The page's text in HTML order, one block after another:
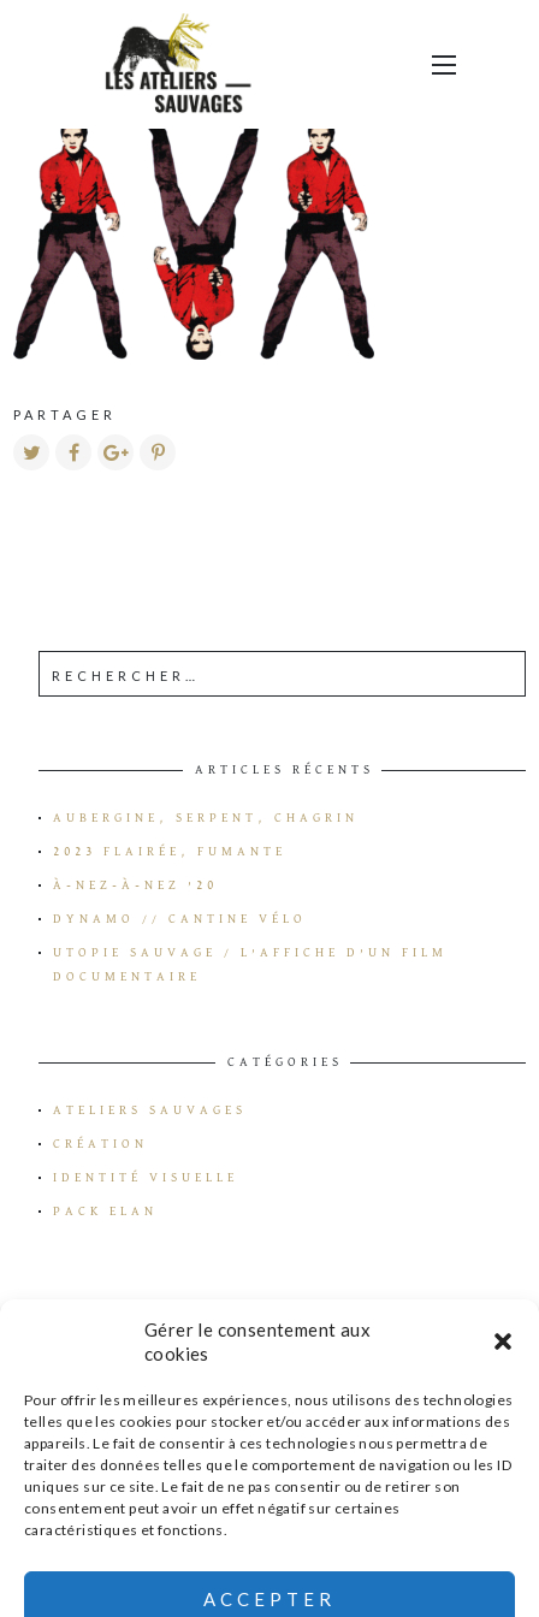
Gérer le consentement aux
cookies
Pour offrir les meilleures expériences, nous utilisons des technologies
telles que les cookies pour stocker et/ou accéder aux informations des
appareils. Le fait de consentir à ces technologies nous permettra de
traiter des données telles que le comportement de navigation ou les ID
uniques sur ce site. Le fait de ne pas consentir ou de retirer son
consentement peut avoir un effet négatif sur certaines
caractéristiques et fonctions.
ACCEPTER
ELVIS.3487482235_LYOI
PARTAGER
ARTICLES RÉCENTS
AUBERGINE, SERPENT, CHAGRIN
2023 FLAIRÉE, FUMANTE
À-NEZ-À-NEZ ’20
DYNAMO // CANTINE VÉLO
UTOPIE SAUVAGE / L’AFFICHE D’UN FILM
DOCUMENTAIRE
CATÉGORIES
ATELIERS SAUVAGES
CRÉATION
IDENTITÉ VISUELLE
PACK ELAN
s'inscrire à la newsletter